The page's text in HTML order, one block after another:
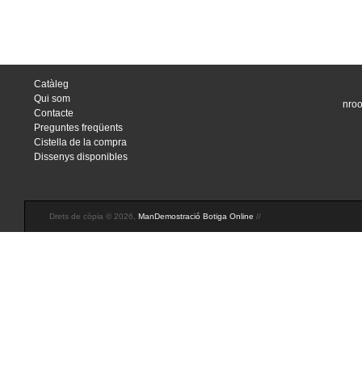
Catàleg
Qui som
Contacte
Preguntes freqüents
Cistella de la compra
Dissenys disponibles
Drets de còpia © 2026, ManDemostració Botiga Online //